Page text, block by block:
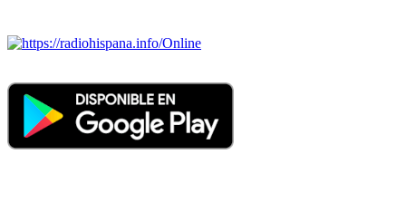
Online